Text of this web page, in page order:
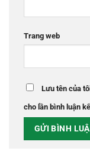
Trang web
Lưu tên của
cho lần bình luận